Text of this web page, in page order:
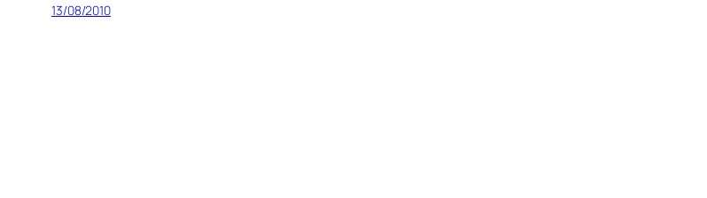
13/08/2010